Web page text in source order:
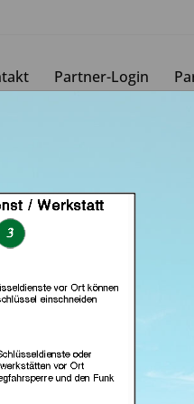
Partner-Login
Brkic,
GbR (in